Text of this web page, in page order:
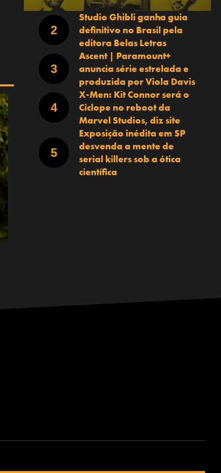
Studio Ghibli ganha guia
definitivo no Brasil pela
editora Belas Letras
Ascent | Paramount+
anuncia série estrelada e
produzida por Viola Davis
X-Men: Kit Connor será o
Ciclope no reboot da
Marvel Studios, diz site
Exposição inédita em SP
desvenda a mente de
serial killers sob a ótica
científica